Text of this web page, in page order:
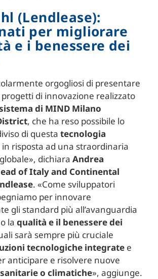
(Lendlease):
per migliorare
e i benessere dei
orgogliosi di presentare
di innovazione realizzato
di MIND Milano
, che ha reso possibile lo
di questa tecnologia
in risposta ad una straordinaria
dichiara Andrea
of Italy and Continental
. «Come sviluppatori
per innovare
gli standard più all’avanguardia
la qualità e il benessere dei
sarà sempre più cruciale
tecnologiche integratee
anticipare e risolvere nuove
o climatiche», aggiunge.